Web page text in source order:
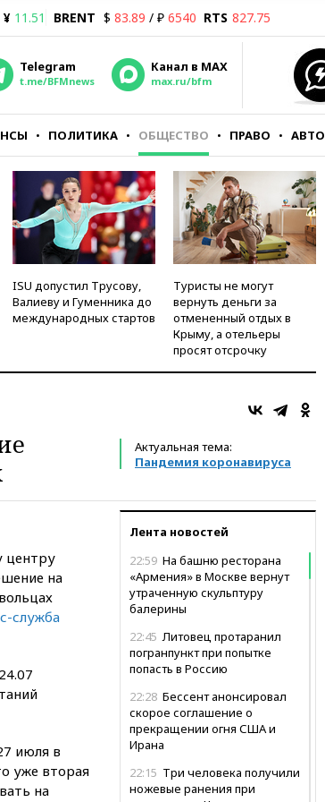
¥ 11.51 BRENT $ 83.89 / ₽ 6540 RTS 827.75
Telegram
t.me/BFMnews
Канал в MAX
max.ru/bfm
ПОЛИТИКА ОБЩЕСТВО ПРАВО АВТО
ISU допустил Трусову,
Валиеву и Гуменника до
международных стартов
Туристы не могут
вернуть деньги за
отмененный отдых в
Крыму, а отельеры
просят отсрочку
Актуальная тема:
Пандемия коронавируса
Лента новостей
22:59 На башню ресторана
«Армения» в Москве вернут
утраченную скульптуру
балерины
22:45 Литовец протаранил
погранпункт при попытке
попасть в Россию
22:28 Бессент анонсировал
скорое соглашение о
прекращении огня США и
Ирана
22:15 Три человека получили
ножевые ранения при
центру
на
служба
июля в
уже вторая
на